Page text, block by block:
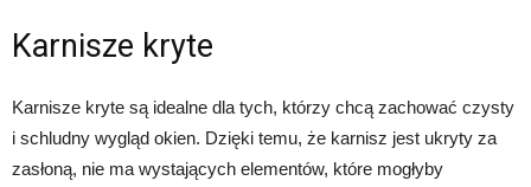
Karnisze kryte
Karnisze kryte są idealne dla tych, którzy chcą zachować czysty
i schludny wygląd okien. Dzięki temu, że karnisz jest ukryty za
zasłoną, nie ma wystających elementów, które mogłyby